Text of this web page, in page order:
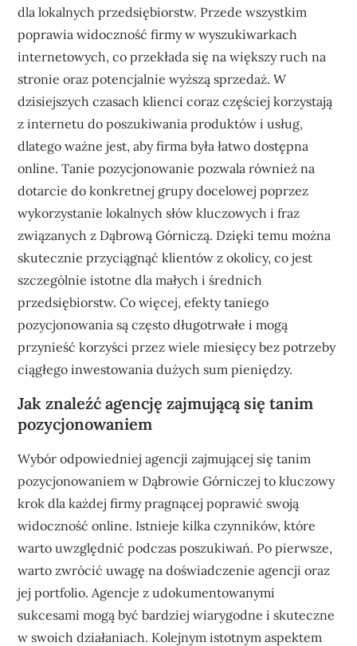
dla lokalnych przedsiębiorstw. Przede wszystkim
poprawia widoczność firmy w wyszukiwarkach
internetowych, co przekłada się na większy ruch na
stronie oraz potencjalnie wyższą sprzedaż. W
dzisiejszych czasach klienci coraz częściej korzystają
z internetu do poszukiwania produktów i usług,
dlatego ważne jest, aby firma była łatwo dostępna
online. Tanie pozycjonowanie pozwala również na
dotarcie do konkretnej grupy docelowej poprzez
wykorzystanie lokalnych słów kluczowych i fraz
związanych z Dąbrową Górniczą. Dzięki temu można
skutecznie przyciągnąć klientów z okolicy, co jest
szczególnie istotne dla małych i średnich
przedsiębiorstw. Co więcej, efekty taniego
pozycjonowania są często długotrwałe i mogą
przynieść korzyści przez wiele miesięcy bez potrzeby
ciągłego inwestowania dużych sum pieniędzy.
Jak znaleźć agencję zajmującą się tanim
pozycjonowaniem
Wybór odpowiedniej agencji zajmującej się tanim
pozycjonowaniem w Dąbrowie Górniczej to kluczowy
krok dla każdej firmy pragnącej poprawić swoją
widoczność online. Istnieje kilka czynników, które
warto uwzględnić podczas poszukiwań. Po pierwsze,
warto zwrócić uwagę na doświadczenie agencji oraz
jej portfolio. Agencje z udokumentowanymi
sukcesami mogą być bardziej wiarygodne i skuteczne
w swoich działaniach. Kolejnym istotnym aspektem